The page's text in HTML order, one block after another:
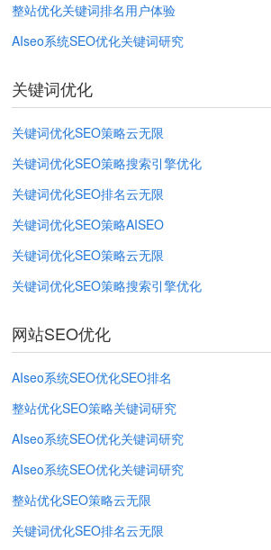
整站优化关键词排名用户体验
AIseo系统SEO优化关键词研究
关键词优化
关键词优化SEO策略云无限
关键词优化SEO策略搜索引擎优化
关键词优化SEO排名云无限
关键词优化SEO策略AISEO
关键词优化SEO策略云无限
关键词优化SEO策略搜索引擎优化
网站SEO优化
AIseo系统SEO优化SEO排名
整站优化SEO策略关键词研究
AIseo系统SEO优化关键词研究
AIseo系统SEO优化关键词研究
整站优化SEO策略云无限
关键词优化SEO排名云无限